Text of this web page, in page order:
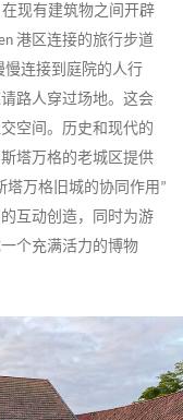
现有建筑物之间开辟
港区连接的旅行步道
慢连接到庭院的人行
路人穿过场地。这会
空间。历史和现代的
塔万格的老城区提供
塔万格旧城的协同作用 ”
互动创造，同时为游
个充满活力的博物